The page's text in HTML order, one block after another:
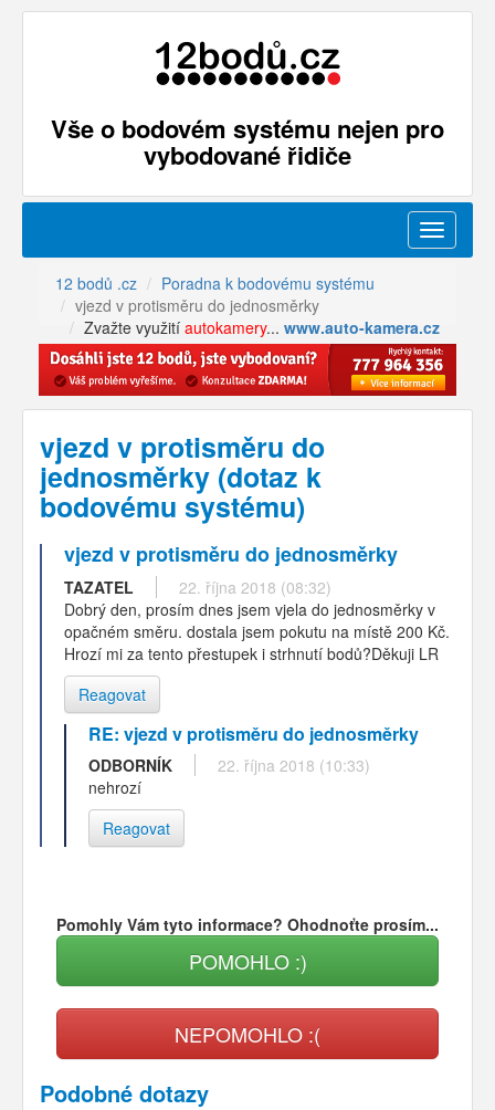
Vše o bodovém systému nejen pro
vybodované řidiče
Menu
12 bodů .cz
Poradna k bodovému systému
vjezd v protisměru do jednosměrky
Zvažte využití autokamery... www.auto-kamera.cz
vjezd v protisměru do
jednosměrky (dotaz k
bodovému systému)
vjezd v protisměru do jednosměrky
TAZATEL
22. října 2018 (08:32)
Dobrý den, prosím dnes jsem vjela do jednosměrky v
opačném směru. dostala jsem pokutu na místě 200 Kč.
Hrozí mi za tento přestupek i strhnutí bodů?Děkuji LR
Reagovat
RE: vjezd v protisměru do jednosměrky
ODBORNÍK
22. října 2018 (10:33)
nehrozí
Reagovat
Pomohly Vám tyto informace? Ohodnoťte prosím...
POMOHLO :)
NEPOMOHLO :(
Podobné dotazy